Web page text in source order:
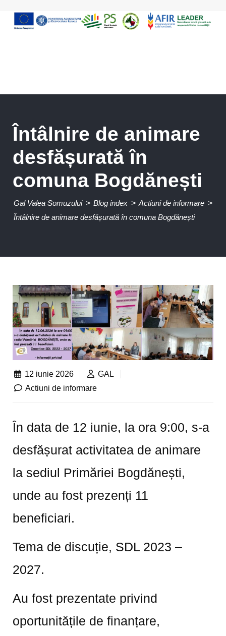
Întâlnire de animare
desfășurată în
comuna Bogdănești
Gal Valea Somuzului > Blog index > Actiuni de informare >
Întâlnire de animare desfășurată în comuna Bogdănești
12 iunie 2026
GAL
Actiuni de informare
În data de 12 iunie, la ora 9:00, s-a
desfășurat activitatea de animare
la sediul Primăriei Bogdănești,
unde au fost prezenți 11
beneficiari.
Tema de discuție, SDL 2023 –
2027.
Au fost prezentate privind
oportunitățile de finanțare,